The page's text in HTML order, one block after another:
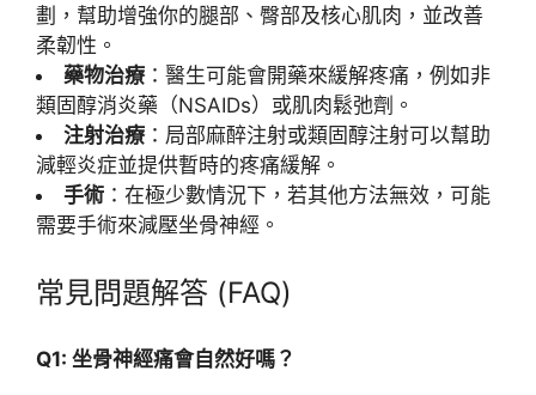
劃，幫助增強你的腿部、臀部及核心肌肉，並改善
柔韌性。
藥物治療：醫生可能會開藥來緩解疼痛，例如非
類固醇消炎藥（NSAIDs）或肌肉鬆弛劑。
注射治療：局部麻醉注射或類固醇注射可以幫助
減輕炎症並提供暫時的疼痛緩解。
手術 ：在極少數情況下，若其他方法無效，可能
需要手術來減壓坐骨神經。
常見問題解答 (FAQ)
Q1: 坐骨神經痛會自然好嗎？